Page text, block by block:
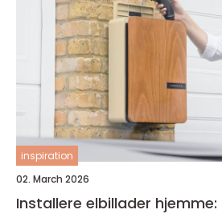
inspiration
02. March 2026
Installere elbillader